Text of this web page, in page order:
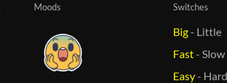
Moods Switches
Big- Little
Fast-Slow
Easy- Hard